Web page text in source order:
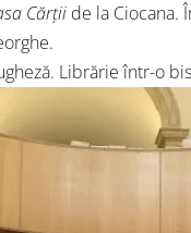
Cărții de la Ciocana.
Librărie într-o